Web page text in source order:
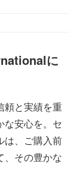
に
頼と実績を重
な安心を。セ
は、ご購入前
、その豊かな